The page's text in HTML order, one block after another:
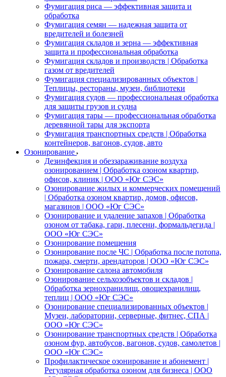
Фумигация риса — эффективная защита и
обработка
Фумигация семян — надежная защита от
вредителей и болезней
Фумигация складов и зерна — эффективная
защита и профессиональная обработка
Фумигация складов и производств | Обработка
газом от вредителей
Фумигация специализированных объектов |
Теплицы, рестораны, музеи, библиотеки
Фумигация судов — профессиональная обработка
для защиты грузов и судна
Фумигация тары — профессиональная обработка
деревянной тары для экспорта
Фумигация транспортных средств | Обработка
контейнеров, вагонов, судов, авто
Озонирование
Дезинфекция и обеззараживание воздуха
озонированием | Обработка озоном квартир,
офисов, клиник | ООО «Юг СЭС»
Озонирование жилых и коммерческих помещений
| Обработка озоном квартир, домов, офисов,
магазинов | ООО «Юг СЭС»
Озонирование и удаление запахов | Обработка
озоном от табака, гари, плесени, формальдегида |
ООО «Юг СЭС»
Озонирование помещения
Озонирование после ЧС | Обработка после потопа,
пожара, смерти, арендаторов | ООО «Юг СЭС»
Озонирование салона автомобиля
Озонирование сельхозобъектов и складов |
Обработка зернохранилищ, овощехранилищ,
теплиц | ООО «Юг СЭС»
Озонирование специализированных объектов |
Музеи, лаборатории, серверные, фитнес, СПА |
ООО «Юг СЭС»
Озонирование транспортных средств | Обработка
озоном фур, автобусов, вагонов, судов, самолетов |
ООО «Юг СЭС»
Профилактическое озонирование и абонемент |
Регулярная обработка озоном для бизнеса | ООО